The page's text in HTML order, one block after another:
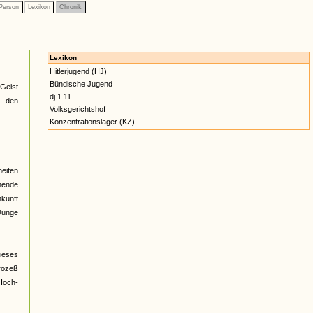
Person Lexikon Chronik
den
Lexikon
Hitlerjugend (HJ)
Bündische Jugend
dj 1.11
Volksgerichtshof
Konzentrationslager (KZ)